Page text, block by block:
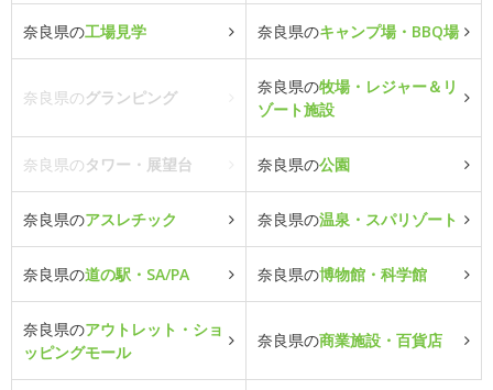
奈良県の工場見学 奈良県のキャンプ場・BBQ場
奈良県のグランピング
奈良県の牧場・レジャー＆リ
ゾート施設
奈良県のタワー・展望台 奈良県の公園
奈良県のアスレチック 奈良県の温泉・スパリゾート
奈良県の道の駅・SA/PA 奈良県の博物館・科学館
奈良県のアウトレット・ショ
ッピングモール
奈良県の商業施設・百貨店